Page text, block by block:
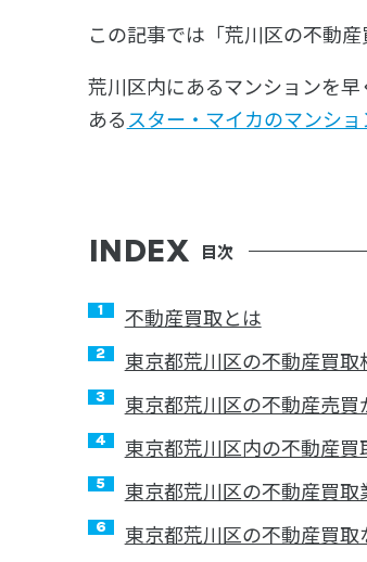
この記事では「荒川区の不動産
荒川区内にあるマンションを
ある スター・マイカのマンシ
目次
不動産買取とは
東京都荒川区の不動産買取
東京都荒川区の不動産売
東京都荒川区内の不動産
東京都荒川区の不動産買取
東京都荒川区の不動産買